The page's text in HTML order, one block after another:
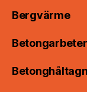
Bergvärme